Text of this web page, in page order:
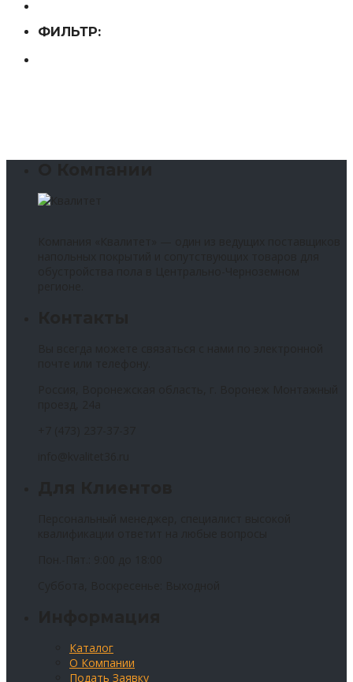
ФИЛЬТР:
Каталог
О Компании
Подать Заявку